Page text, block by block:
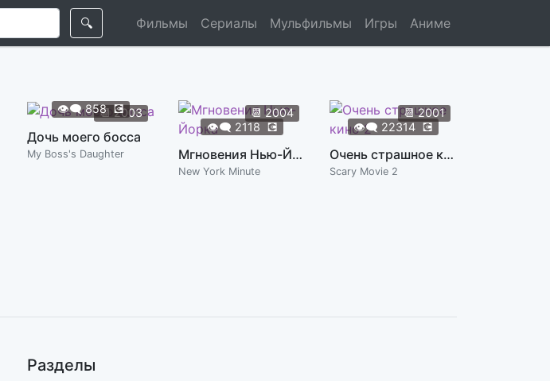
🔍 Фильмы Сериалы Мульфильмы Игры Аниме
📆 2003
👁️‍🗨️858 💽
Дочь моего босса
My Boss's Daughter
📆 2004
👁️‍🗨️ 2118 💽
Мгновения Нью-Йорка
New York Minute
📆2001
👁️‍🗨️ 22314 💽
Очень страшное кино 2
Scary Movie 2
Разделы